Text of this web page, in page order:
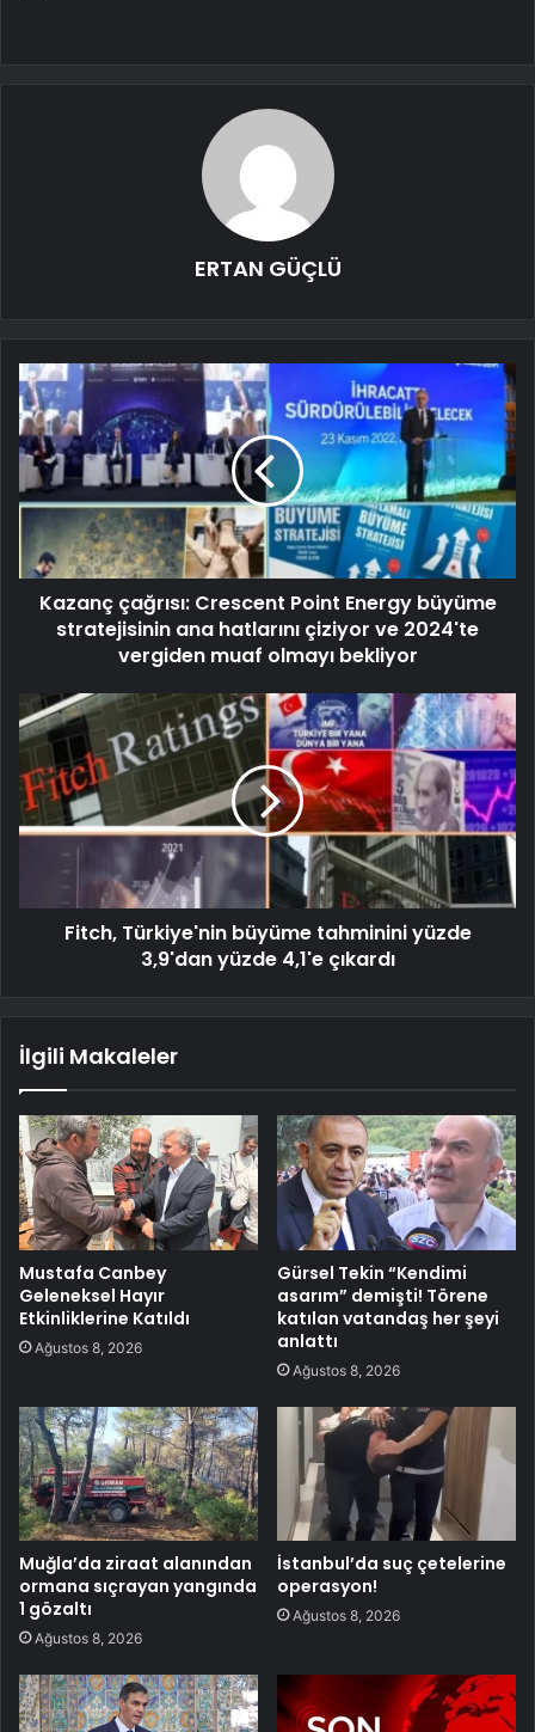
ERTAN GÜÇLÜ
Kazanç çağrısı: Crescent Point Energy büyüme
stratejisinin ana hatlarını çiziyor ve 2024'te
vergiden muaf olmayı bekliyor
Fitch, Türkiye'nin büyüme tahminini yüzde
3,9'dan yüzde 4,1'e çıkardı
İlgili Makaleler
Mustafa Canbey
Geleneksel Hayır
Etkinliklerine Katıldı
Ağustos 8, 2026
Gürsel Tekin “Kendimi
asarım” demişti! Törene
katılan vatandaş her şeyi
anlattı
Ağustos 8, 2026
Muğla’da ziraat alanından
ormana sıçrayan yangında
1 gözaltı
Ağustos 8, 2026
İstanbul’da suç çetelerine
operasyon!
Ağustos 8, 2026